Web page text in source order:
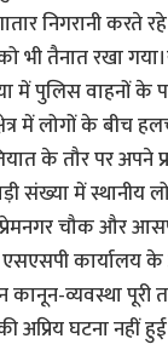
निगरानी करते
भी तैनात रखा
में पुलिस वाहनों के
में लोगों के बीच
के तौर पर अपने
संख्या में स्थानीय
चौक और
कार्यालय
कानून-व्यवस्था पूरी
अप्रिय घटना नहीं